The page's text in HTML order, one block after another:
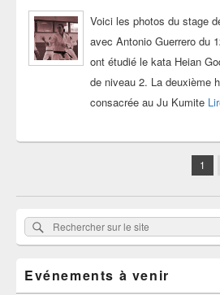
Voici les photos du stage
avec Antonio Guerrero du
ont étudié le kata Heian
de niveau 2. La deuxième
consacrée au Ju Kumite
les
articles
1
Zone
principale
de
pour
Rechercher :
Rechercher
sur
site
Evénements à venir